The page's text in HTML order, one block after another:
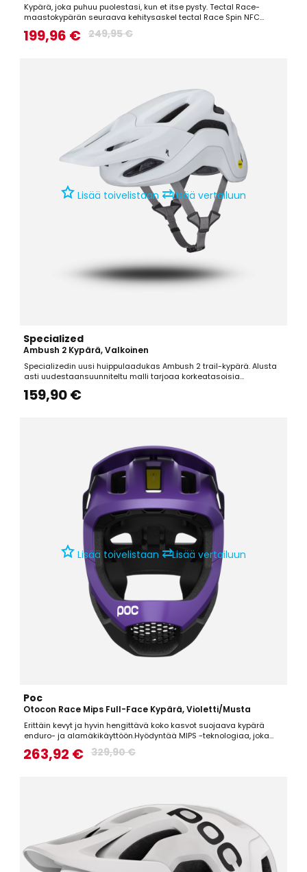
Kypärä, joka puhuu puolestasi, kun et itse pysty. Tectal Race-
maastokypärän seuraava kehitysaskel tectal Race Spin NFC
tarjoaa varmuutta siitä, että olet suojattuna ennen onnettomuutta,
sen aikana sekä sen jälkeen. twICEme® NFC- teknologian avulla
199,96 € 249,95 €
Lisää toivelistaan ⇄Lisää vertailuun
Specialized
Ambush 2 Kypärä, Valkoinen
Specializedin uusi huippulaadukas Ambush 2 trail-kypärä. Alusta
asti uudestaansuunniteltu malli tarjoaa korkeatasoisia
muotoilun, hyvän istuvuuden ja pyöräilylasi-integraation.
159,90 €
Lisää toivelistaan ⇄Lisää vertailuun
Poc
Otocon Race Mips Full-Face Kypärä, Violetti/Musta
Erittäin kevyt ja hyvin hengittävä koko kasvot suojaava kypärä
enduro- ja alamäkikäyttöön.Hyödyntää MIPS -teknologiaa, joka
suojaa tehokkaasti aivoja kaatumatilanteen aiheuttamaa
kiertoliikettä vastaan.Kypärässä on irrotettavat poskipehmusteet ja
263,92 € 329,90 €